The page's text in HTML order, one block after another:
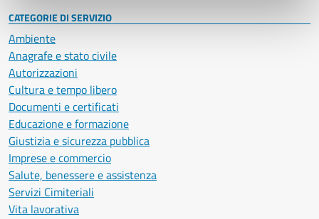
CATEGORIE DI SERVIZIO
Ambiente
Anagrafe e stato civile
Autorizzazioni
Cultura e tempo libero
Documenti e certificati
Educazione e formazione
Giustizia e sicurezza pubblica
Imprese e commercio
Salute, benessere e assistenza
Servizi Cimiteriali
Vita lavorativa